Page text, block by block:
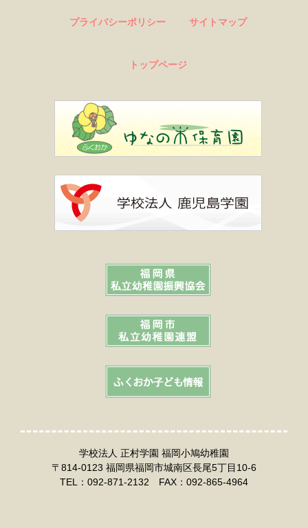
プライバシーポリシー サイトマップ
トップページ
学校法人 正村学園 福岡小鳩幼稚園
〒814-0123 福岡県福岡市城南区長尾5丁目10-6
TEL：092-871-2132 FAX：092-865-4964